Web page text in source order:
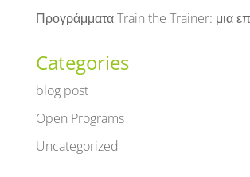
Προγράμματα Train the Trainer: μια
Categories
blog post
Open Programs
Uncategorized